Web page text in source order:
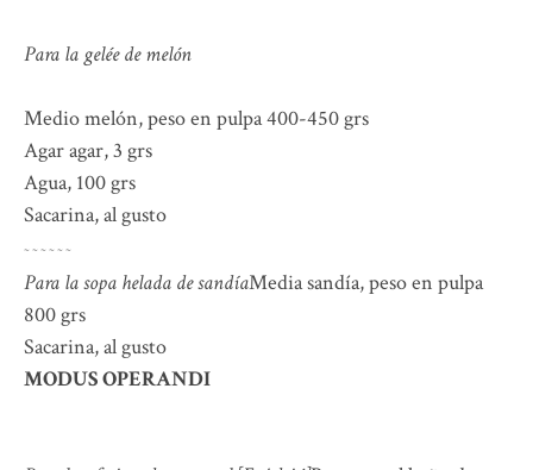
Para la gelée de melón
Medio melón, peso en pulpa 400-450 grs
Agar agar, 3 grs
Agua, 100 grs
Sacarina, al gusto
~ ~ ~ ~ ~ ~
Para la sopa helada de sandíaMedia sandía, peso en pulpa
800 grs
Sacarina, al gusto
MODUS OPERANDI